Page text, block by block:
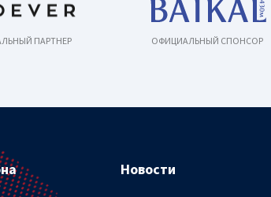
ПАРТНЕР ОФИЦИАЛЬНЫЙ СПОНСОР
Новости